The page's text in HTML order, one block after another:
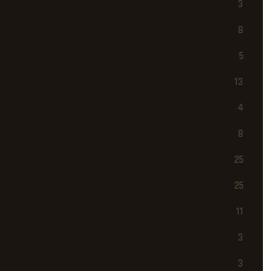
3
8
5
13
4
8
25
25
11
3
3